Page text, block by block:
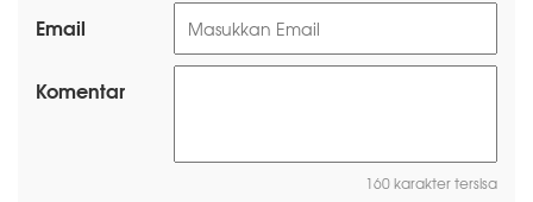
Email
Komentar
160 karakter tersisa